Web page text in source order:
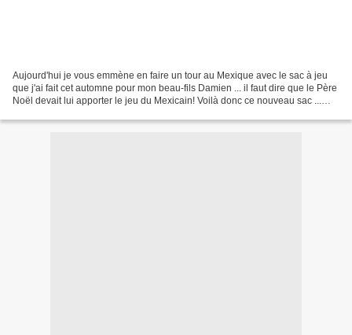
Aujourd'hui je vous emmène en faire un tour au Mexique avec le sac à jeu
que j'ai fait cet automne pour mon beau-fils Damien ... il faut dire que le Père
Noël devait lui apporter le jeu du Mexicain! Voilà donc ce nouveau sac ...